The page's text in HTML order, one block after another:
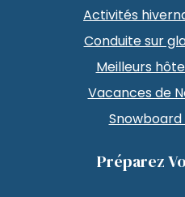
Activités
Conduite sur
Meilleurs
Vacances de
Snowboard
Préparez